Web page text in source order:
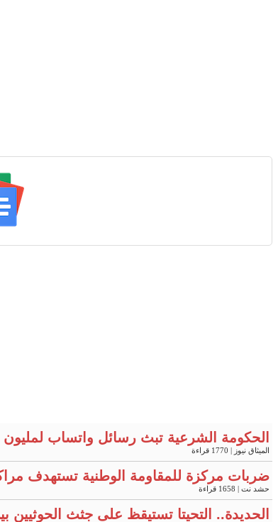
الحكومة الشرعية تبث رسائل واتساب
الميثاق نيوز | 1770 قراءة
ضربات مركزة للمقاومة الوطنية تستهدف
حشد نت | 1658 قراءة
الحديدة.. التحيتا تستيقظ على جثث الحوثيين